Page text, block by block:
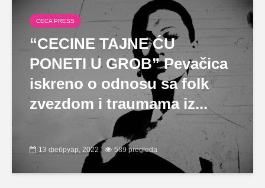
CECA PRESS
“CECINE TAJNE ĆU
PONETI U GROB” Pevačica
iskreno o odnosu sa folk
zvezdom i traumama iz...
13 фебруар, 2022 589 pregleda